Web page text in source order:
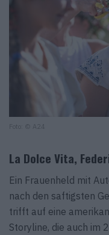
Foto: © A24
La Dolce Vita,
Ein Frauenheld mit
nach den saftigsten
trifft auf eine
Storyline, die auch im